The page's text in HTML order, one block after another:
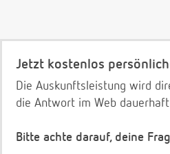
Jetzt kostenlos
Die Auskunftsleistung wird
die Antwort im Web
Bitte achte darauf, deine